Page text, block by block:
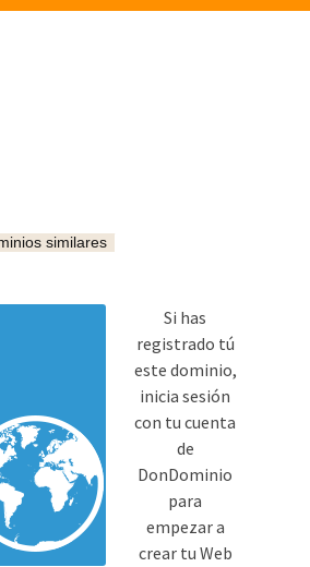
similares
Si has
registrado tú
este dominio,
inicia sesión
con tu cuenta
de
DonDominio
para
empezar a
crear tu Web